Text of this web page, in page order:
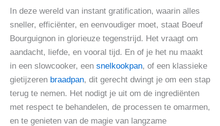
In deze wereld van instant gratification, waarin alles
sneller, efficiënter, en eenvoudiger moet, staat Boeuf
Bourguignon in glorieuze tegenstrijd. Het vraagt om
aandacht, liefde, en vooral tijd. En of je het nu maakt
in een slowcooker, een snelkookpan, of een klassieke
gietijzeren braadpan, dit gerecht dwingt je om een stap
terug te nemen. Het nodigt je uit om de ingrediënten
met respect te behandelen, de processen te omarmen,
en te genieten van de magie van langzame